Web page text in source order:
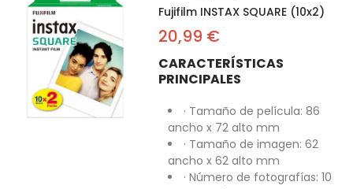
Fujifilm INSTAX SQUARE (10x2)
20,99 €
CARACTERÍSTICAS
PRINCIPALES
· Tamaño de película: 86
ancho x 72 alto mm
· Tamaño de imagen: 62
ancho x 62 alto mm
· Número de fotografías: 10